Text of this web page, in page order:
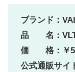
ブランド：
品 名：
価 格：￥
公式通販サイ